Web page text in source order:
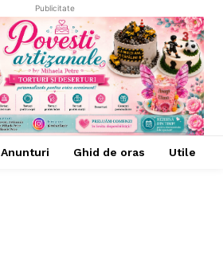
Publicitate
Anunturi Ghid de oras Utile